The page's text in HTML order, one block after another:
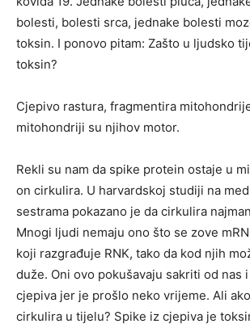
bolesti, bolesti srca, jednake bolesti
toksin. I ponovo pitam: Zašto u ljudsko
toksin?
Cjepivo rastura, fragmentira
mitohondriji su njihov motor.
Rekli su nam da spike protein ostaje u
on cirkulira. U harvardskoj studiji na
sestrama pokazano je da cirkulira
Mnogi ljudi nemaju ono što se zove
koji razgrađuje RNK, tako da kod njih
duže. Oni ovo pokušavaju sakriti od nas
cjepiva jer je prošlo neko vrijeme. Ali
cirkulira u tijelu? Spike iz cjepiva je